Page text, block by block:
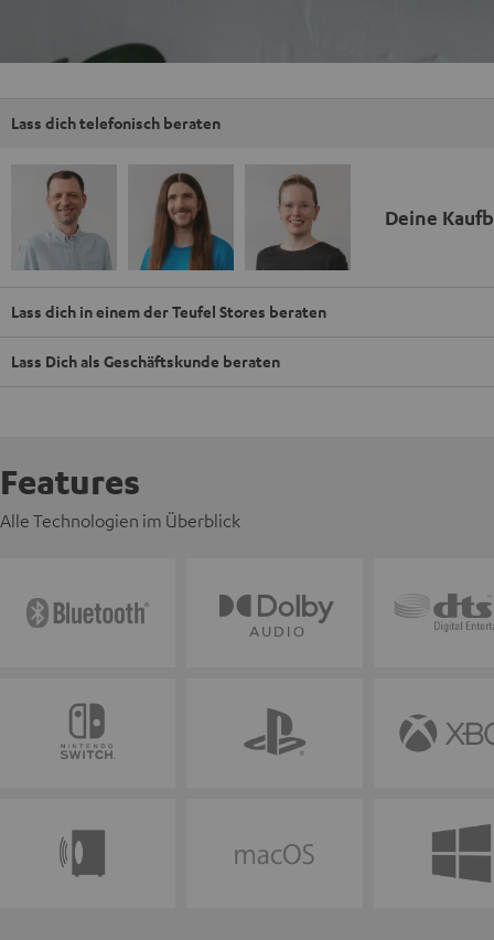
Lass dich telefonisch beraten
Deine
Lass dich in einem der Teufel Stores beraten
Lass Dich als Geschäftskunde beraten
Features
Alle Technologien im Überblick